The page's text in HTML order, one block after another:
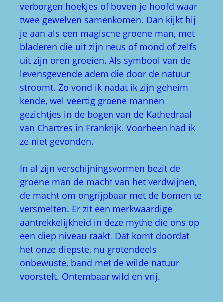
verborgen hoekjes of boven je hoofd waar
twee gewelven samenkomen. Dan kijkt hij
je aan als een magische groene man, met
bladeren die uit zijn neus of mond of zelfs
uit zijn oren groeien. Als symbool van de
levensgevende adem die door de natuur
stroomt. Zo vond ik nadat ik zijn geheim
kende, wel veertig groene mannen
gezichtjes in de bogen van de Kathedraal
van Chartres in Frankrijk. Voorheen had ik
ze niet gevonden.
In al zijn verschijningsvormen bezit de
groene man de macht van het verdwijnen,
de macht om ongrijpbaar met de bomen te
versmelten. Er zit een merkwaardige
aantrekkelijkheid in deze mythe die ons op
een diep niveau raakt. Dat komt doordat
het onze diepste, nu grotendeels
onbewuste, band met de wilde natuur
voorstelt. Ontembaar wild en vrij.